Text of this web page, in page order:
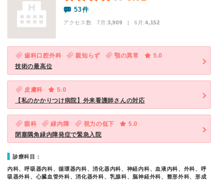
53件
アクセス数 7月:3,909 | 6月:4,152
歯科口腔外科 親知らず 顎の異常
5.0
技術の最高位
皮膚科
5.0
【私のかかりつけ病院】外来看護師さんの対応
眼科 緑内障 視力の低下
5.0
閉塞隅角緑内障発症で緊急入院
診療科目：
内科、呼吸器内科、循環器内科、消化器内科、神経内科、血液内科、外科、呼
吸器外科、心臓血管外科、消化器外科、乳腺科、脳神経外科、整形外科、形成